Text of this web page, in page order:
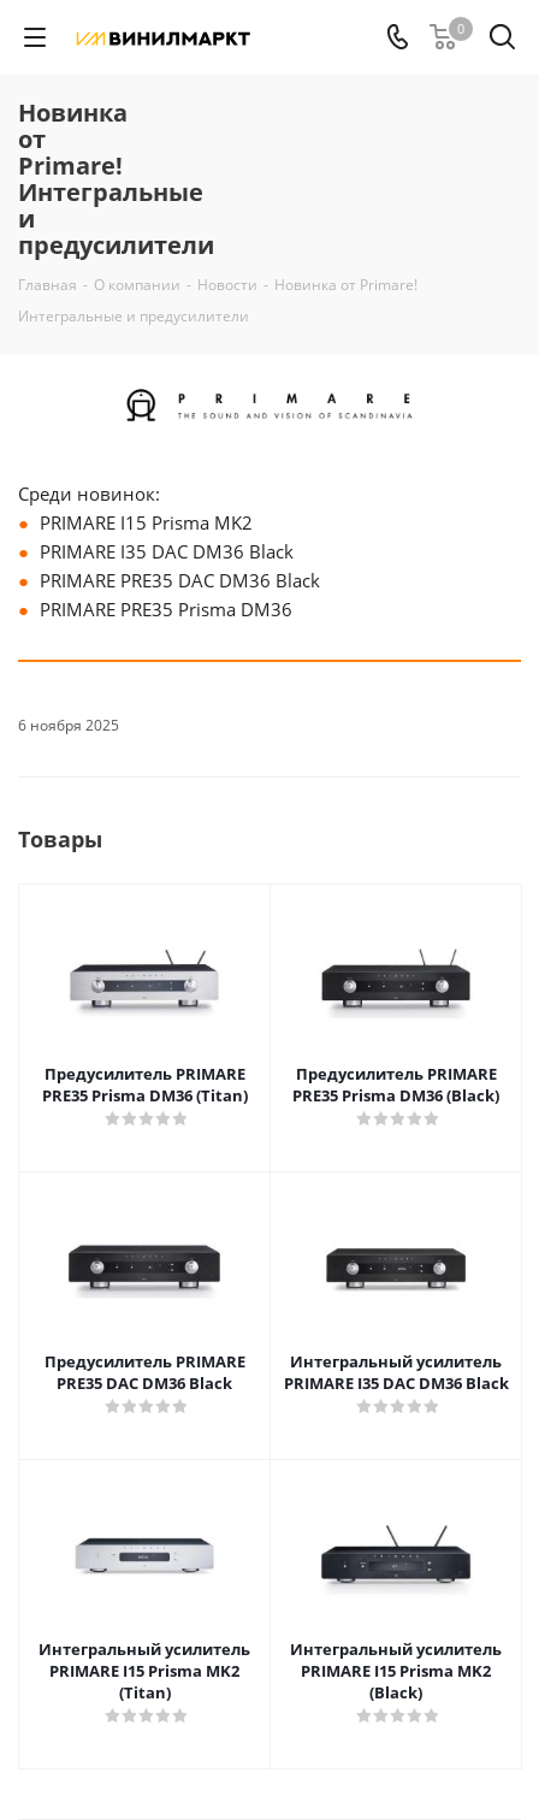
0
Новинка
от
Primare!
Интегральные
и
предусилители
Главная - О компании - Новости - Новинка от Primare!
Интегральные и предусилители
Среди новинок:
PRIMARE I15 Prisma MK2
PRIMARE I35 DAC DM36 Black
PRIMARE PRE35 DAC DM36 Black
PRIMARE PRE35 Prisma DM36
6 ноября 2025
Товары
Предусилитель PRIMARE
PRE35 Prisma DM36 (Titan)
Предусилитель PRIMARE
PRE35 Prisma DM36 (Black)
Предусилитель PRIMARE
PRE35 DAC DM36 Black
Интегральный усилитель
PRIMARE I35 DAC DM36 Black
Интегральный усилитель
PRIMARE I15 Prisma MK2
(Titan)
Интегральный усилитель
PRIMARE I15 Prisma MK2
(Black)